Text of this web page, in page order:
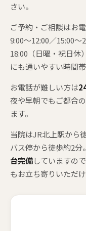
さい。
ご予約・ご相談はお
9:00〜12:00／15:00〜
18:00（日曜・祝日休
にも通いやすい時間
お電話が難しい方は
夜や早朝でもご都合
ます。
当院はJR北上駅から
バス停から徒歩約2分
台完備していますの
もお立ち寄りいただけ